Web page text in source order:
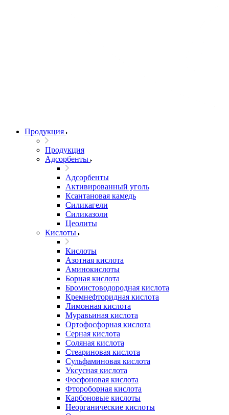
Продукция
Продукция
Адсорбенты
Адсорбенты
Активированный уголь
Ксантановая камедь
Силикагели
Силиказоли
Цеолиты
Кислоты
Кислоты
Азотная кислота
Аминокислоты
Борная кислота
Бромистоводородная кислота
Кремнефторидная кислота
Лимонная кислота
Муравьиная кислота
Ортофосфорная кислота
Серная кислота
Соляная кислота
Стеариновая кислота
Сульфаминовая кислота
Уксусная кислота
Фосфоновая кислота
Фтороборная кислота
Карбоновые кислоты
Неорганические кислоты